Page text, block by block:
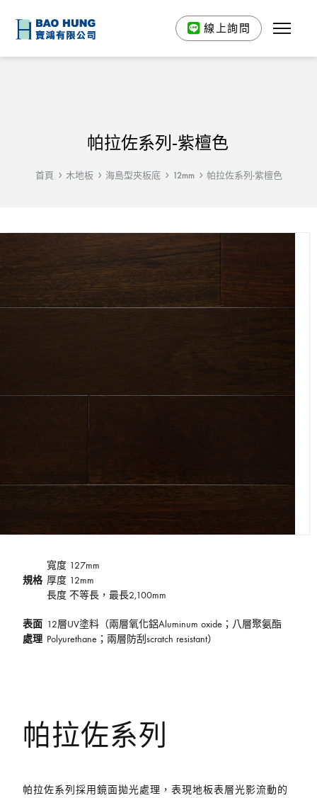
線上詢問
帕拉佐系列-紫檀色
首頁 木地板 海島型夾板底 12mm 帕拉佐系列-紫檀色
規格
寬度 127mm
厚度 12mm
長度 不等長，最長2,100mm
表面
處理
12層UV塗料（兩層氧化鋁Aluminum oxide；八層聚氨酯
Polyurethane；兩層防刮scratch resistant）
帕拉佐系列
帕拉佐系列採用鏡面拋光處理，表現地板表層光影流動的